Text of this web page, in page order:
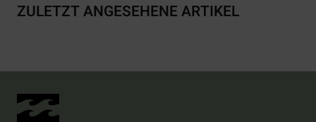
ZULETZT ANGESEHENE ARTIKEL